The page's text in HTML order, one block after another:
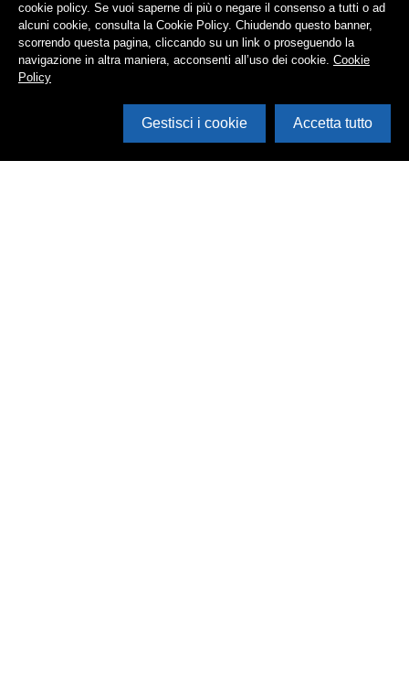
cookie policy. Se vuoi saperne di più o negare il consenso a tutti o ad
alcuni cookie, consulta la Cookie Policy. Chiudendo questo banner,
scorrendo questa pagina, cliccando su un link o proseguendo la
navigazione in altra maniera, acconsenti all’uso dei cookie. Cookie
Policy
Gestisci i cookie Accetta tutto